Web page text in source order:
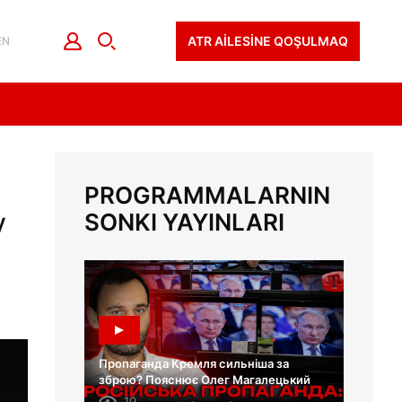
ATR AİLESİNE QOŞULMAQ
PROGRAMMALARNIN
SONKI YAYINLARI
Пропаганда Кремля сильніша за
зброю? Пояснює Олег Магалецький